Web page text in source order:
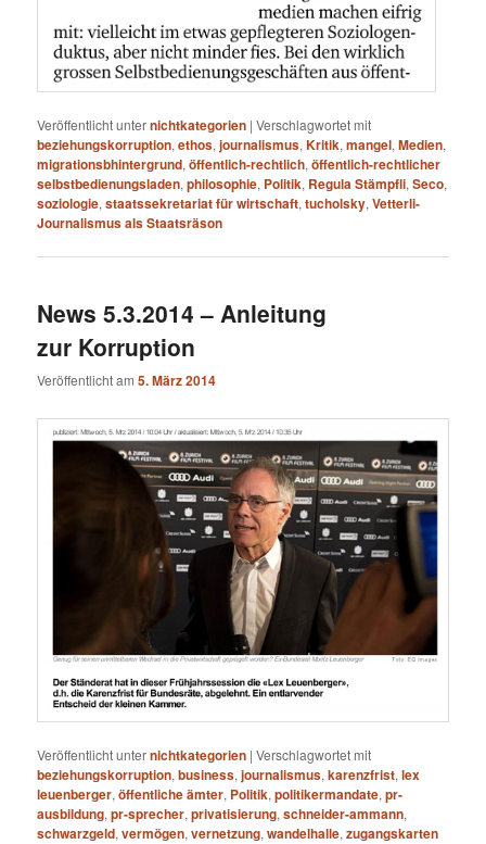
Veröffentlicht unternichtkategorien |Verschlagwortet mit
beziehungskorruption,ethos,journalismus,Kritik,mangel,Medien,
migrationsbhintergrund,öffentlich-rechtlich,öffentlich-rechtlicher
selbstbedienungsladen,philosophie, Politik, Regula Stämpfli,Seco,
soziologie,staatssekretariat für wirtschaft,tucholsky,Vetterli-
Journalismus als Staatsräson
News 5.3.2014 – Anleitung
zur Korruption
Veröffentlicht am5. März 2014
Veröffentlicht unternichtkategorien |Verschlagwortet mit
beziehungskorruption,business,journalismus,karenzfrist,lex
leuenberger,öffentliche ämter, Politik,politikermandate,pr-
ausbildung,pr-sprecher,privatisierung,schneider-ammann,
schwarzgeld,vermögen,vernetzung,wandelhalle,zugangskarten